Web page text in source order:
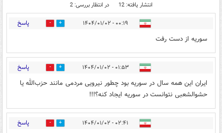
انتشار یافته: 12 در انتظار بررسی: 2
۰۰:۱۹ - ۱۴۰۴/۰۱/۰۲ 2 پاسخ
سوریه از دست رفت
۰۱:۵۳ - ۱۴۰۴/۰۱/۰۲ 2 پاسخ
ایران این همه سال در سوریه بود چطور نیرویی مردمی مانند حزب‌الله یا
حشوالشعبی نتوانست در سوریه ایجاد کنه؟!!!
۰۲:۴۱ - ۱۴۰۴/۰۱/۰۲ 3 پاسخ